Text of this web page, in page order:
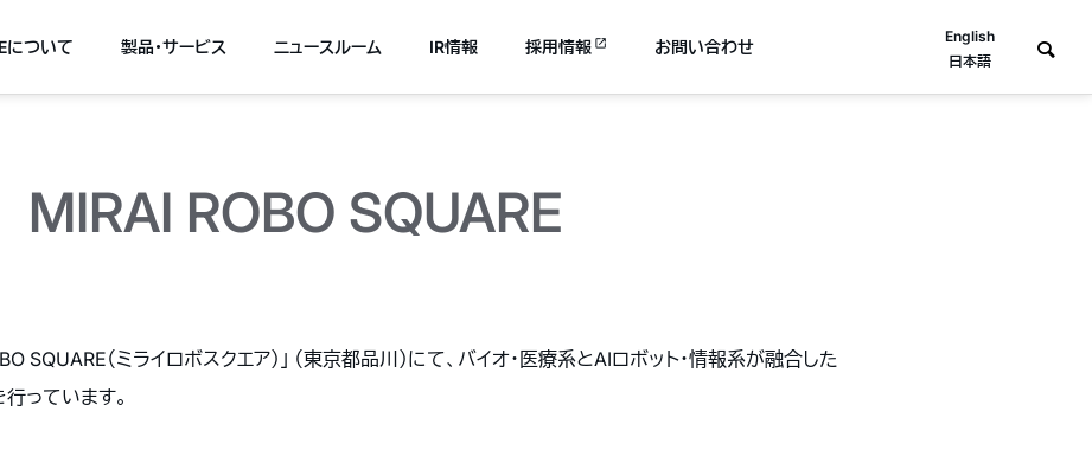
English
日本語
について 製品・サービス ニュースルーム IR情報 採用情報 お問い合わせ
MIRAI ROBO SQUARE
SQUARE（ミライロボスクエア）」 （東京都品川）にて、バイオ・医療系とAIロボット・情報系が融合した
っています。